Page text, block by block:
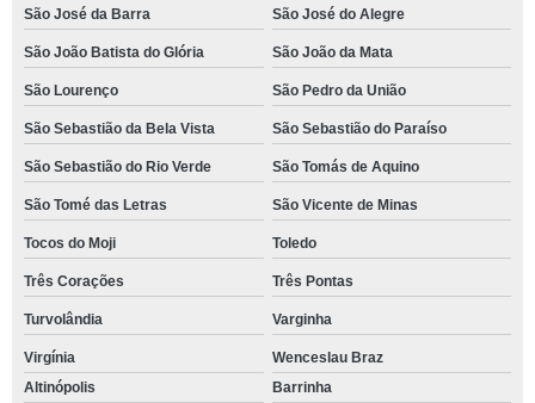
São José da Barra São José do Alegre
São João Batista do Glória São João da Mata
São Lourenço São Pedro da União
São Sebastião da Bela Vista São Sebastião do Paraíso
São Sebastião do Rio Verde São Tomás de Aquino
São Tomé das Letras São Vicente de Minas
Tocos do Moji Toledo
Três Corações Três Pontas
Turvolândia Varginha
Virgínia
Wenceslau Braz
Altinópolis
Barrinha